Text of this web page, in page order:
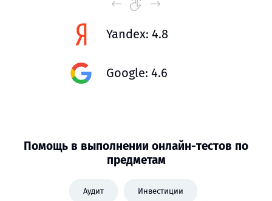
Yandex: 4.8
Google: 4.6
Помощь в выполнении онлайн-тестов по
предметам
Аудит Инвестиции